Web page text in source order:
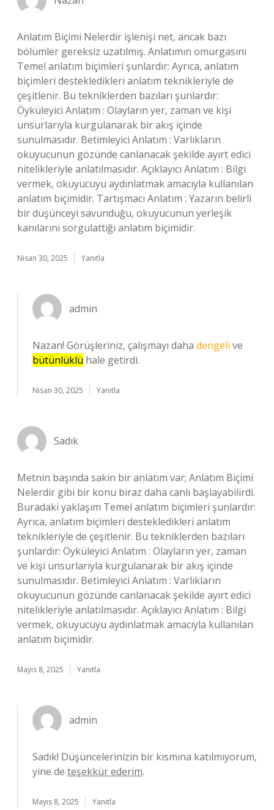
Anlatım Biçimi Nelerdir işlenişi net, ancak bazı
bölümler gereksiz uzatılmış. Anlatımın omurgasını
Temel anlatım biçimleri şunlardır: Ayrıca, anlatım
biçimleri destekledikleri anlatım teknikleriyle de
çeşitlenir. Bu tekniklerden bazıları şunlardır:
Öyküleyici Anlatım : Olayların yer, zaman ve kişi
unsurlarıyla kurgulanarak bir akış içinde
sunulmasıdır. Betimleyici Anlatım : Varlıkların
okuyucunun gözünde canlanacak şekilde ayırt edici
nitelikleriyle anlatılmasıdır. Açıklayıcı Anlatım : Bilgi
vermek, okuyucuyu aydınlatmak amacıyla kullanılan
anlatım biçimidir. Tartışmacı Anlatım : Yazarın belirli
bir düşünceyi savunduğu, okuyucunun yerleşik
kanılarını sorgulattığı anlatım biçimidir.
Nisan 30, 2025 Yanıtla
admin
Nazan! Görüşleriniz, çalışmayı daha dengeli ve
bütünlüklü hale getirdi.
Nisan 30, 2025 Yanıtla
Sadık
Metnin başında sakin bir anlatım var; Anlatım Biçimi
Nelerdir gibi bir konu biraz daha canlı başlayabilirdi.
Buradaki yaklaşım Temel anlatım biçimleri şunlardır:
Ayrıca, anlatım biçimleri destekledikleri anlatım
teknikleriyle de çeşitlenir. Bu tekniklerden bazıları
şunlardır: Öyküleyici Anlatım : Olayların yer, zaman
ve kişi unsurlarıyla kurgulanarak bir akış içinde
sunulmasıdır. Betimleyici Anlatım : Varlıkların
okuyucunun gözünde canlanacak şekilde ayırt edici
nitelikleriyle anlatılmasıdır. Açıklayıcı Anlatım : Bilgi
vermek, okuyucuyu aydınlatmak amacıyla kullanılan
anlatım biçimidir.
Mayıs 8, 2025 Yanıtla
admin
Sadık! Düşüncelerinizin bir kısmına katılmıyorum,
yine de teşekkür ederim.
Mayıs 8, 2025 Yanıtla